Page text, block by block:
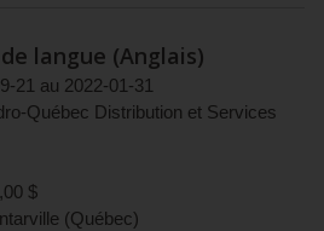
langue (Anglais)
21 au 2022-01-31
Québec Distribution et Services
$
(Québec)